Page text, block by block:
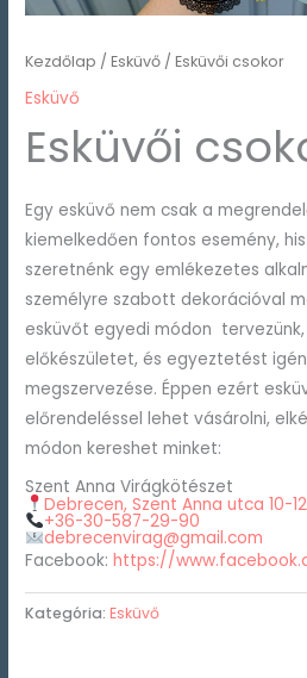
Kezdőlap /Esküvő / Esküvői csokor
Esküvő
Esküvői
Egy esküvő nem csak a
kiemelkedően fontos esemény,
szeretnénk egy emlékezetes
személyre szabott dekorációval
esküvőt egyedi módon
előkészületet, és egyeztetést
megszervezése. Éppen ezért
előrendeléssel lehet vásárolni,
módon kereshet minket:
Szent Anna Virágkötészet
Debrecen, Szent Anna utca 10-
+36-30-587-29-90
debrecenvirag@gmail.com
Facebook:https://
Kategória: Esküvő